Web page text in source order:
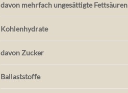
davon mehrfach ungesättigte Fettsäuren
Kohlenhydrate
davon Zucker
Ballaststoffe